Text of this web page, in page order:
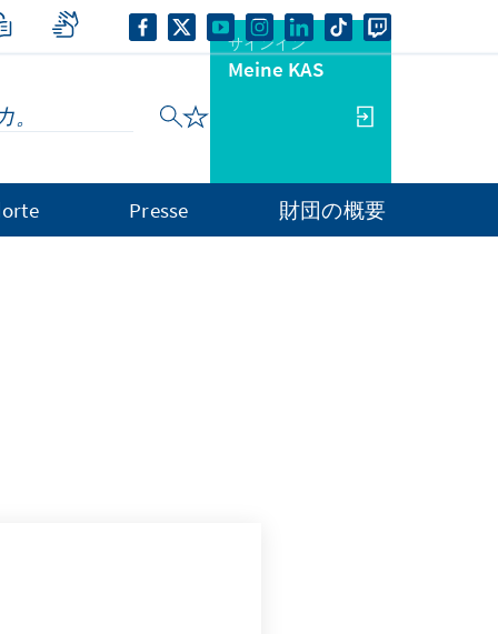
サインイン
Meine KAS
Presse 財団の概要